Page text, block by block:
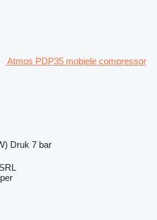
Atmos PDP35 mobiele compressor
Druk 7 bar